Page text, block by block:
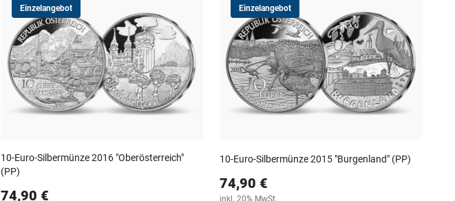
Einzelangebot
10-Euro-Silbermünze 2016 "Oberösterreich"
(PP)
74,90 €
Einzelangebot
10-Euro-Silbermünze 2015 "Burgenland" (PP)
74,90 €
inkl. 20% MwSt.